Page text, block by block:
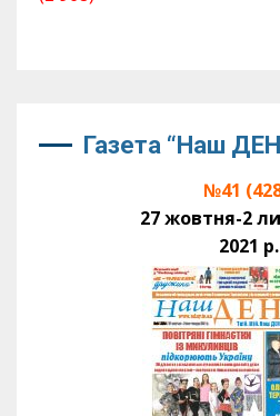
Газета “Наш
№41
27 жовтня-2
2021 р.